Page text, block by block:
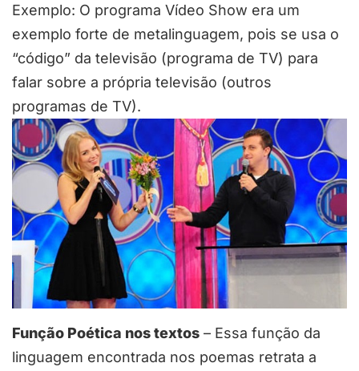
Exemplo: O programa Vídeo Show era um
exemplo forte de metalinguagem, pois se usa o
“código” da televisão (programa de TV) para
falar sobre a própria televisão (outros
programas de TV).
Função Poética nos textos – Essa função da
linguagem encontrada nos poemas retrata a